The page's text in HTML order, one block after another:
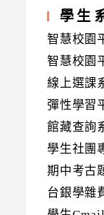
學生
智慧校園
智慧校園
線上選課
彈性學習
館藏查詢
學生社團
期中考古
台銀學雜